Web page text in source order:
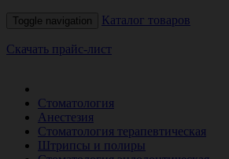
Toggle navigation Каталог товаров
Скачать прайс-лист
Стоматология
Анестезия
Стоматология терапевтическая
Штрипсы и полиры